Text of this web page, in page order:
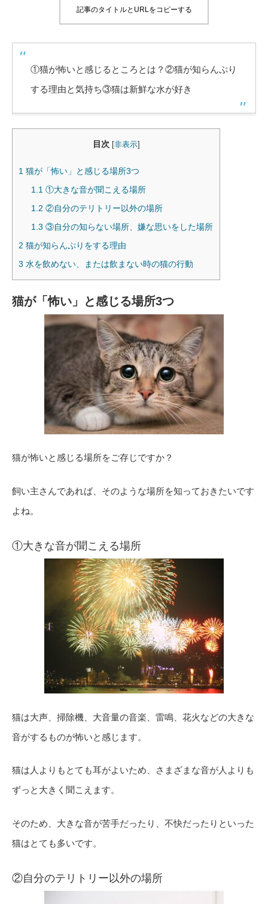
記事のタイトルとURLをコピーする
①猫が怖いと感じるところとは？②猫が知らんぷり
する理由と気持ち③猫は新鮮な水が好き
目次 [非表示]
1 猫が「怖い」と感じる場所3つ
1.1 ①大きな音が聞こえる場所
1.2 ②自分のテリトリー以外の場所
1.3 ③自分の知らない場所、嫌な思いをした場所
2 猫が知らんぷりをする理由
3 水を飲めない、または飲まない時の猫の行動
猫が「怖い」と感じる場所3つ
猫が怖いと感じる場所をご存じですか？
飼い主さんであれば、そのような場所を知っておきたいです
よね。
①大きな音が聞こえる場所
猫は大声、掃除機、大音量の音楽、雷鳴、花火などの大きな
音がするものが怖いと感じます。
猫は人よりもとても耳がよいため、さまざまな音が人よりも
ずっと大きく聞こえます。
そのため、大きな音が苦手だったり、不快だったりといった
猫はとても多いです。
②自分のテリトリー以外の場所